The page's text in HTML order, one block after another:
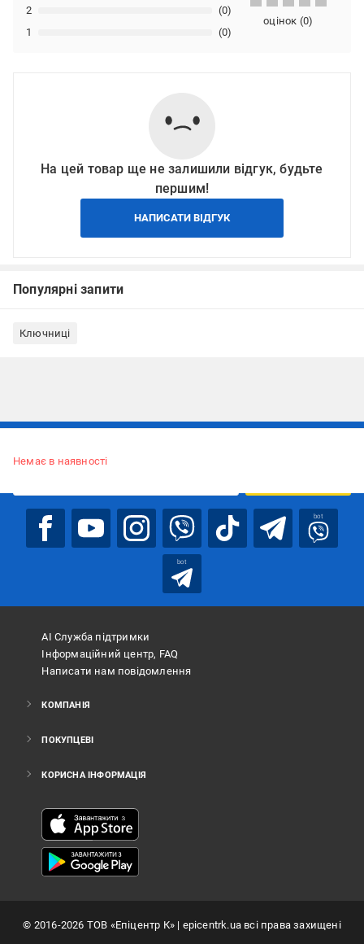
1 (0)
2 (0)
оцінок (0)
На цей товар ще не залишили відгук, будьте
першим!
НАПИСАТИ ВІДГУК
Популярні запити
Ключниці
Немає в наявності
bot
bot
АІ Служба підтримки
Інформаційний центр, FAQ
Написати нам повідомлення
КОМПАНІЯ
ПОКУПЦЕВІ
КОРИСНА ІНФОРМАЦІЯ
© 2016-2026 ТОВ «Епіцентр К»| epicentrk.ua всі права захищені